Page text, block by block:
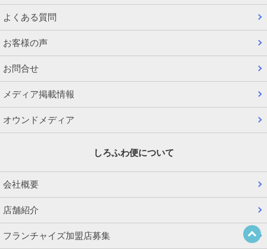
よくある質問
お客様の声
お問合せ
メディア掲載情報
オウンドメディア
しろふわ便について
会社概要
店舗紹介
フランチャイズ加盟店募集